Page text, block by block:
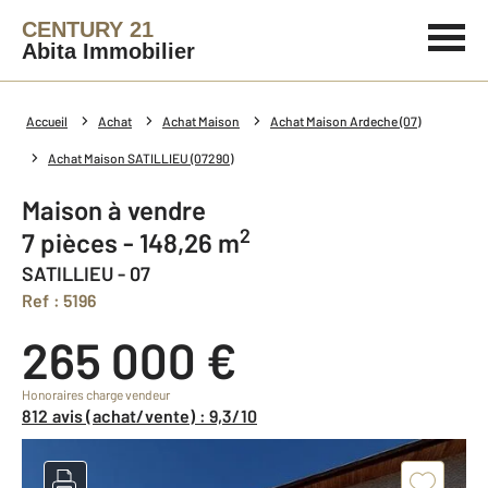
CENTURY 21
Abita Immobilier
Accueil Achat Achat Maison Achat Maison Ardeche (07)
Achat Maison SATILLIEU (07290)
Maison à vendre
7 pièces - 148,26 m2
SATILLIEU - 07
Ref : 5196
265 000 €
Honoraires charge vendeur
812 avis (achat/vente) : 9,3/10